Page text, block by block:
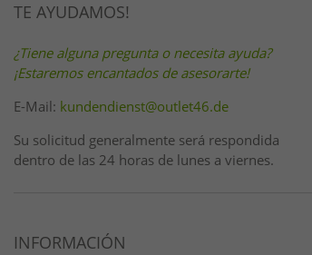
TE AYUDAMOS!
¿Tiene alguna pregunta o necesita ayuda?
¡Estaremos encantados de asesorarte!
E-Mail: kundendienst@outlet46.de
Su solicitud generalmente será respondida
dentro de las 24 horas de lunes a viernes.
INFORMACIÓN